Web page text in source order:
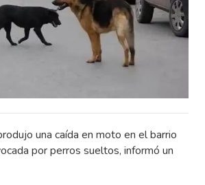
una caída en moto en el barrio
por perros sueltos, informó un